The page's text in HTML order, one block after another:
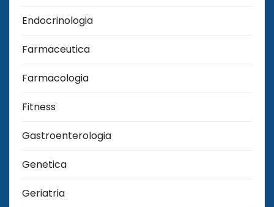
Endocrinologia
Farmaceutica
Farmacologia
Fitness
Gastroenterologia
Genetica
Geriatria